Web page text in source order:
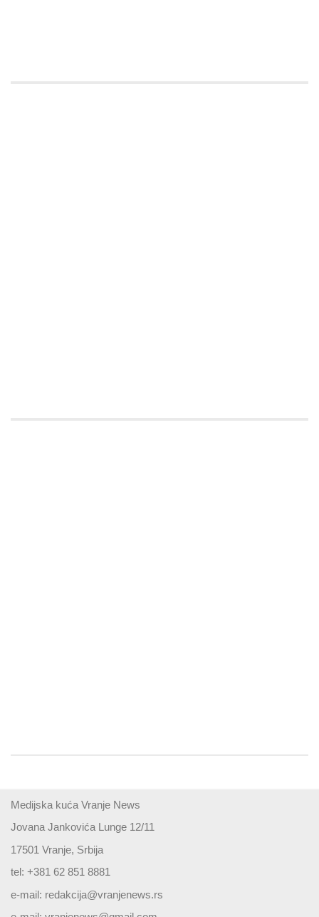
Medijska kuća Vranje News
Jovana Jankovića Lunge 12/11
17501 Vranje, Srbija
tel: +381 62 851 8881
e-mail: redakcija@vranjenews.rs